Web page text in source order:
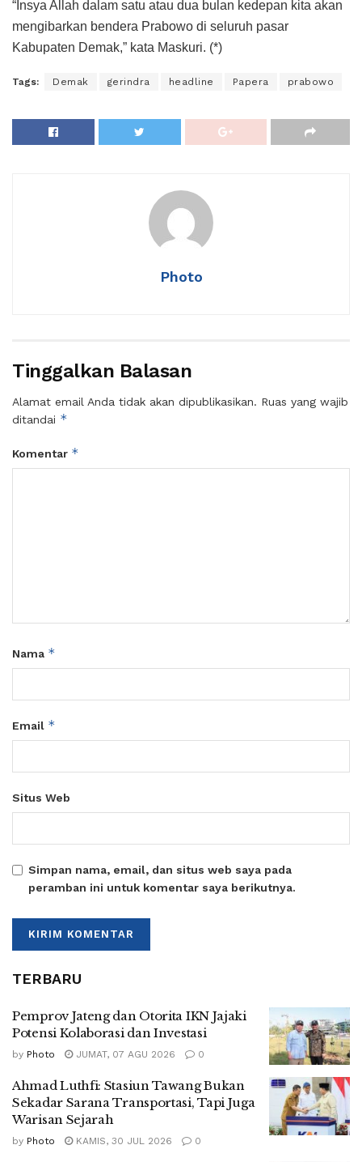
“Insya Allah dalam satu atau dua bulan kedepan kita akan
mengibarkan bendera Prabowo di seluruh pasar
Kabupaten Demak,” kata Maskuri. (*)
Tags: Demak gerindra headline Papera prabowo
Photo
Tinggalkan Balasan
Alamat email Anda tidak akan dipublikasikan. Ruas yang wajib
ditandai *
Komentar *
Nama *
Email *
Situs Web
Simpan nama, email, dan situs web saya pada
peramban ini untuk komentar saya berikutnya.
TERBARU
Pemprov Jateng dan Otorita IKN Jajaki
Potensi Kolaborasi dan Investasi
by Photo JUMAT, 07 AGU 2026 0
Ahmad Luthfi: Stasiun Tawang Bukan
Sekadar Sarana Transportasi, Tapi Juga
Warisan Sejarah
by Photo KAMIS, 30 JUL 2026 0